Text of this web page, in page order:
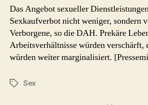
Das Angebot sexueller
Sexkaufverbot nicht weniger, sondern
Verborgene, so die DAH. Prekäre
Arbeitsverhältnisse würden verschärft,
würden weiter marginalisiert.
Schlagwörter
Sex